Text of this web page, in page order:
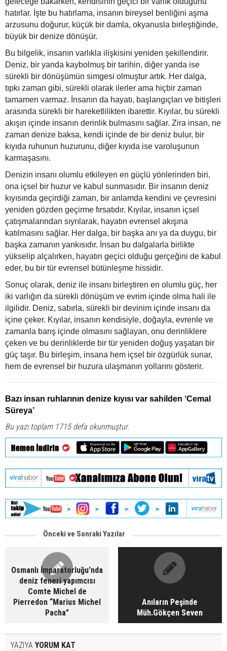
hatırlar. İşte bu hatırlama, insanın bireysel benliğini aşma
arzusunu doğurur, küçük bir damla, okyanusla birleştiğinde,
büyük bir denize dönüşür.
Bu bilgelik, insanın varlıkla ilişkisini yeniden şekillendirir.
Deniz, bir yanda kaybolmuş bir tarihin, diğer yanda ise
sürekli bir dönüşümün simgesi olmuştur artık. Her dalga,
tıpkı zaman gibi, sürekli olarak ilerler ama hiçbir zaman
tamamen varmaz. İnsanın da hayatı, başlangıçları ve bitişleri
arasında sürekli bir hareketlilikten ibarettir. Kıyılar, bu sürekli
akışın içinde insanın derinlik bulmasını sağlar. Zira insan, ne
zaman denize baksa, kendi içinde de bir deniz bulur, bir
kıyıda ruhunun huzurunu, diğer kıyıda ise varoluşunun
karmaşasını.
Denizin insanı olumlu etkileyen en güçlü yönlerinden biri,
ona içsel bir huzur ve kabul sunmasıdır. Bir insanın deniz
kıyısında geçirdiği zaman, bir anlamda kendini ve çevresini
yeniden gözden geçirme fırsatıdır. Kıyılar, insanın içsel
çatışmalarından sıyrılarak, hayatın evrensel akışına
katılmasını sağlar. Her dalga, bir başka anı ya da duygu, bir
başka zamanın yankısıdır. İnsan bu dalgalarla birlikte
yükselip alçalırken, hayatın geçici olduğu gerçeğini de kabul
eder, bu bir tür evrensel bütünleşme hissidir.
Sonuç olarak, deniz ile insanı birleştiren en olumlu güç, her
iki varlığın da sürekli dönüşüm ve evrim içinde olma hali ile
ilgilidir. Deniz, sabırla, sürekli bir devinim içinde insanı da
içine çeker. Kıyılar, insanın kendisiyle, doğayla, evrenle ve
zamanla barış içinde olmasını sağlayan, onu derinliklere
çeken ve bu derinliklerde bir tür yeniden doğuş yaşatan bir
güç taşır. Bu birleşim, insana hem içsel bir özgürlük sunar,
hem de evrensel bir huzura ulaşmanın yollarını gösterir.
Bazı insan ruhlarının denize kıyısı var sahilden ‘Cemal
Süreya’
Bu yazı toplam 1715 defa okunmuştur.
Önceki ve Sonraki Yazılar
Osmanlı İmparatorluğu'nda
deniz feneri yapımcısı
Comte Michel de
Pierredon “Marius Michel
Pacha”
Anıların Peşinde
Müh.Gökçen Seven
YAZIYA YORUM KAT